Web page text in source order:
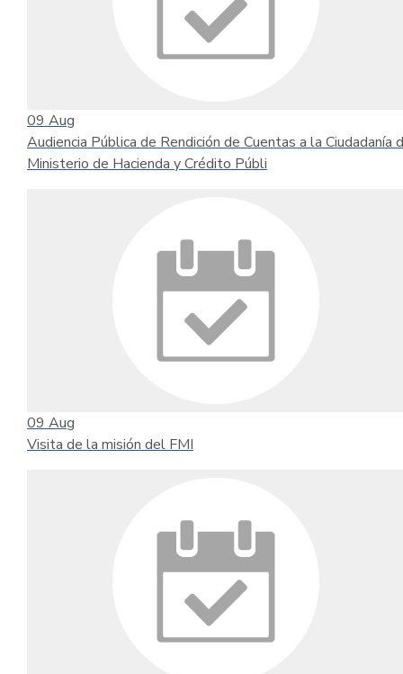
09 Aug
Audiencia Pública de Rendición de Cuentas a la Ciudadanía
Ministerio de Hacienda y Crédito Públi
09 Aug
Visita de la misión del FMI